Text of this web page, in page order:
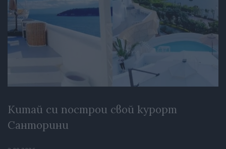
Китай си построи свой курорт
Санторини